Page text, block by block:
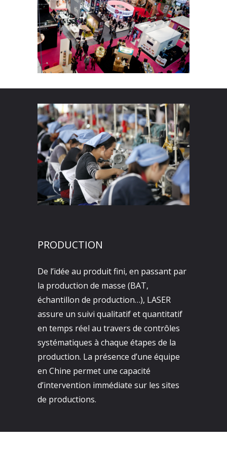
PRODUCTION
De l’idée au produit fini, en passant par
la production de masse (BAT,
échantillon de production…), LASER
assure un suivi qualitatif et quantitatif
en temps réel au travers de contrôles
systématiques à chaque étapes de la
production. La présence d’une équipe
en Chine permet une capacité
d’intervention immédiate sur les sites
de productions.